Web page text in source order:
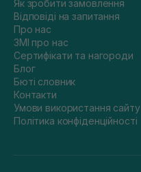
Як зробити замовлення
Відповіді на запитання
Про нас
ЗМІ про нас
Сертифікати та нагороди
Блог
Бюті словник
Контакти
Умови використання сайту
Політика конфіденційності